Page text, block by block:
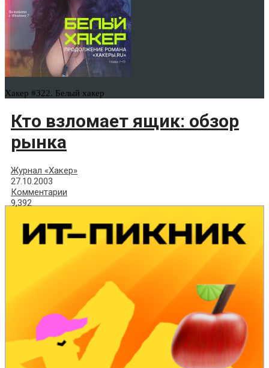
Хакер #322. Белый хакер
Кто взломает ящик: обзор
рынка
Журнал «Хакер»
27.10.2003
Комментарии
9,392